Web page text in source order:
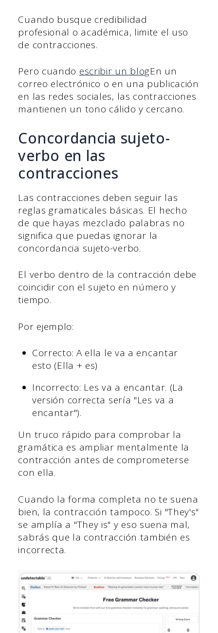
Cuando busque credibilidad
profesional o académica, limite el uso
de contracciones.
Pero cuando escribir un blogEn un
correo electrónico o en una publicación
en las redes sociales, las contracciones
mantienen un tono cálido y cercano.
Concordancia sujeto-
verbo en las
contracciones
Las contracciones deben seguir las
reglas gramaticales básicas. El hecho
de que hayas mezclado palabras no
significa que puedas ignorar la
concordancia sujeto-verbo.
El verbo dentro de la contracción debe
coincidir con el sujeto en número y
tiempo.
Por ejemplo:
Correcto: A ella le va a encantar
esto (Ella + es)
Incorrecto: Les va a encantar. (La
versión correcta sería "Les va a
encantar").
Un truco rápido para comprobar la
gramática es ampliar mentalmente la
contracción antes de comprometerse
con ella.
Cuando la forma completa no te suena
bien, la contracción tampoco. Si "They's"
se amplía a "They is" y eso suena mal,
sabrás que la contracción también es
incorrecta.